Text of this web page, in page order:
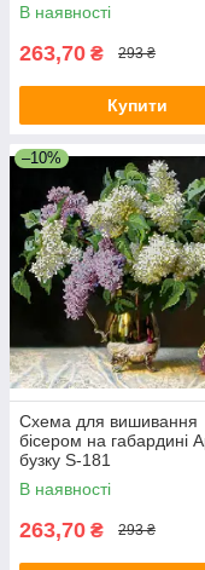
В наявності
263,70 ₴ 293 ₴
Купити
–10%
Схема для вишивання
бісером на габардині
бузку S-181
В наявності
263,70 ₴ 293 ₴